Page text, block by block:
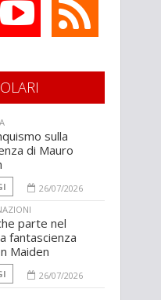
sulla
di Mauro
26/07/2026
parte nel
fantascienza
Maiden
26/07/2026